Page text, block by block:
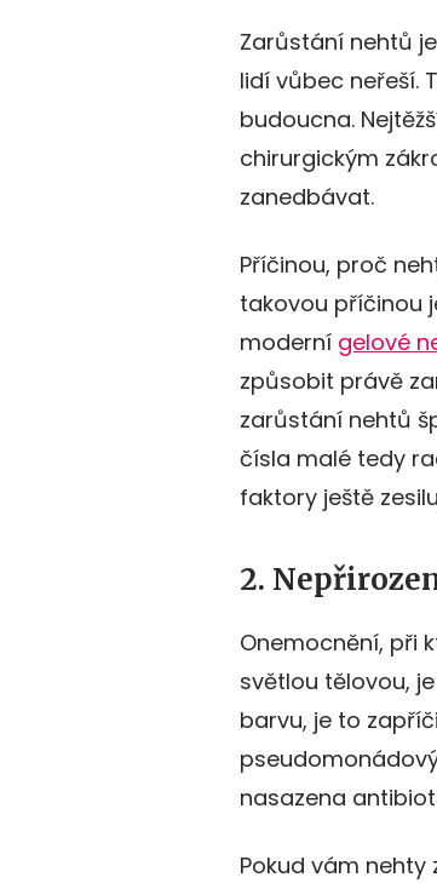
Zarůstání nehtů
lidí vůbec neřeší.
budoucna.
chirurgickým
zanedbávat.
Příčinou, proč
takovou příčinou
moderní gelové
způsobit právě
zarůstání nehtů
čísla malé tedy
faktory ještě
2.
Onemocnění, při
světlou tělovou,
barvu, je to
nasazena
Pokud vám